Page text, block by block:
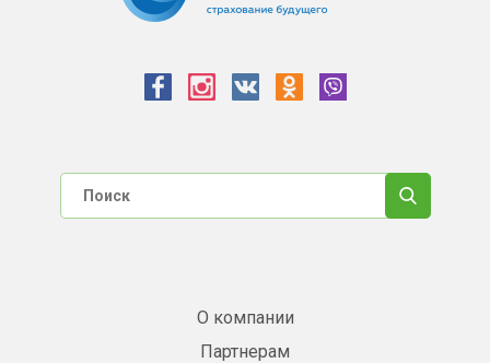
О компании
Партнерам